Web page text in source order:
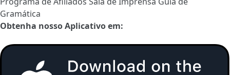
Gramática
Obtenha nosso Aplicativo em: